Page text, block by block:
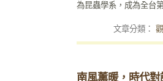
為昆蟲學系，成為全台
文章分類：
南風薰暖，時代對